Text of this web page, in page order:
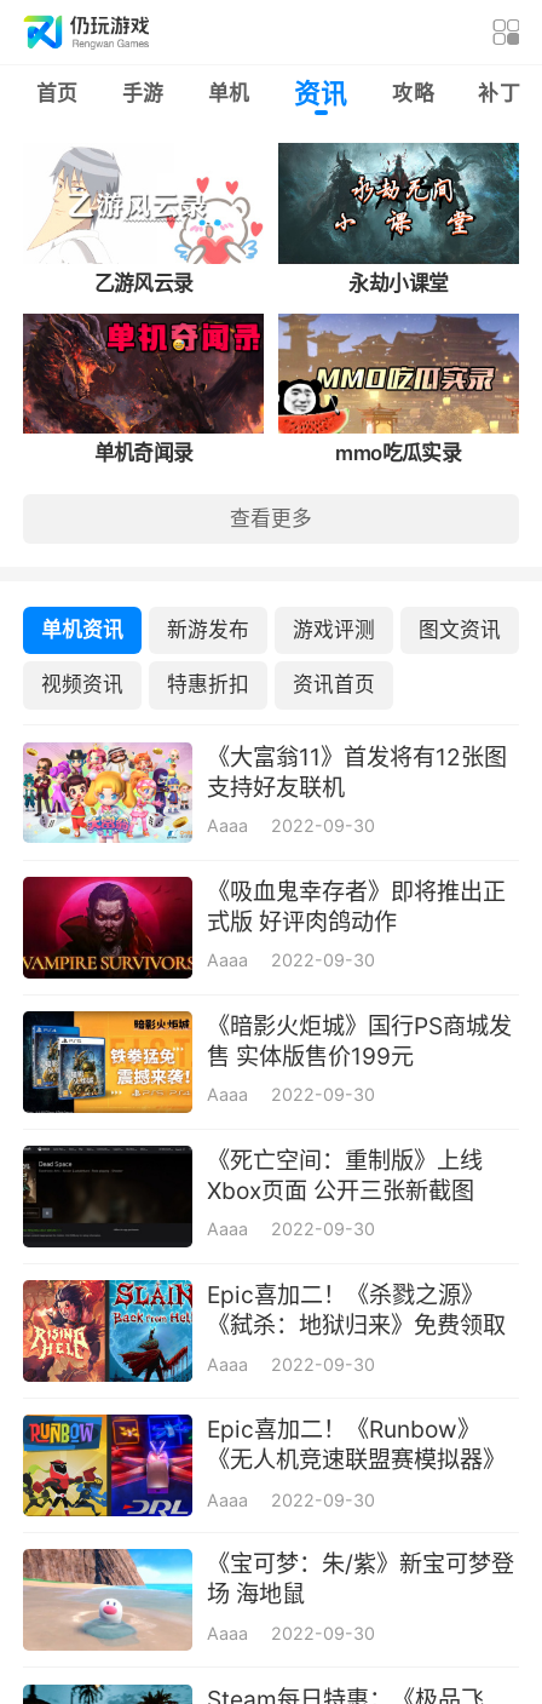
首页 手游 单机 资讯 攻略 补丁
乙游风云录 永劫小课堂
单机奇闻录 mmo吃瓜实录
查看更多
单机资讯 新游发布 游戏评测 图文资讯
视频资讯 特惠折扣 资讯首页
《大富翁11》首发将有12张图
支持好友联机
Aaaa 2022-09-30
《吸血鬼幸存者》即将推出正
式版 好评肉鸽动作
Aaaa 2022-09-30
《暗影火炬城》国行PS商城发
售 实体版售价199元
Aaaa 2022-09-30
《死亡空间：重制版》上线
Xbox页面 公开三张新截图
Aaaa 2022-09-30
Epic喜加二！《杀戮之源》
《弑杀：地狱归来》免费领取
地址
Aaaa 2022-09-30
Epic喜加二！《Runbow》
《无人机竞速联盟赛模拟器》
现可免费领取！
Aaaa 2022-09-30
《宝可梦：朱/紫》新宝可梦登
场 海地鼠
Aaaa 2022-09-30